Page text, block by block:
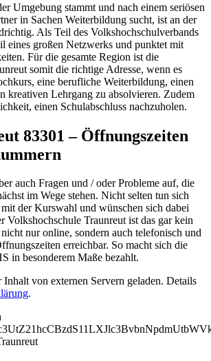
Umgebung stammt und nach einem seriösen
in Sachen Weiterbildung sucht, ist an der
Als Teil des Volkshochschulverbands
eines großen Netzwerks und punktet mit
Für die gesamte Region ist die
somit die richtige Adresse, wenn es
eine berufliche Weiterbildung, einen
kreativen Lehrgang zu absolvieren. Zudem
einen Schulabschluss nachzuholen.
83301 – Öffnungszeiten
auch Fragen und / oder Probleme auf, die
im Wege stehen. Nicht selten tun sich
mit der Kurswahl und wünschen sich dabei
Volkshochschule Traunreut ist das gar kein
nur online, sondern auch telefonisch und
erreichbar. So macht sich die
in besonderem Maße bezahlt.
von externen Servern geladen. Details
.